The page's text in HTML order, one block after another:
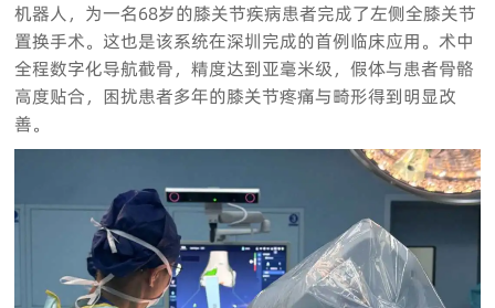
机器人，为一名68岁的膝关节疾病患者完成了左侧全膝关节
置换手术。这也是该系统在深圳完成的首例临床应用。术中
全程数字化导航截骨，精度达到亚毫米级，假体与患者骨骼
高度贴合，困扰患者多年的膝关节疼痛与畸形得到明显改
善。